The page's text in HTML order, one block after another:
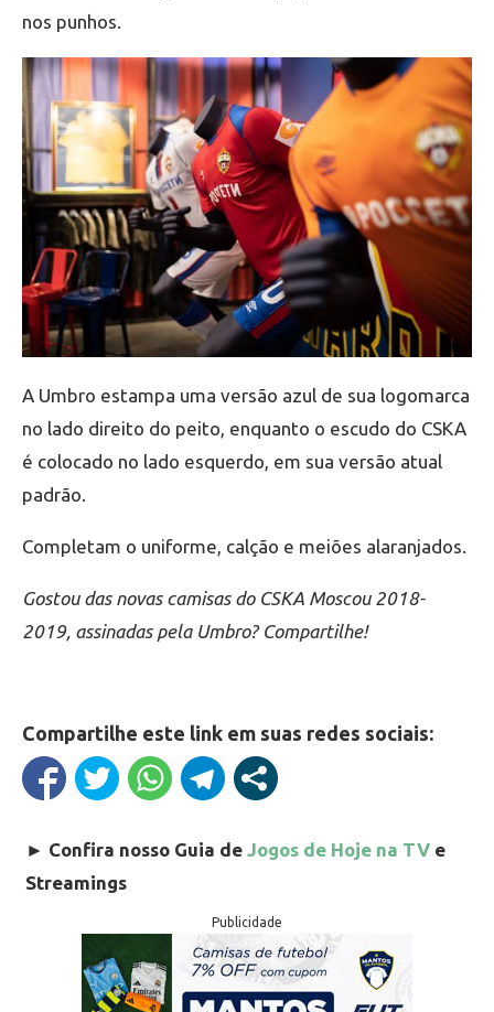
nos punhos.
A Umbro estampa uma versão azul de sua logomarca
no lado direito do peito, enquanto o escudo do CSKA
é colocado no lado esquerdo, em sua versão atual
padrão.
Completam o uniforme, calção e meiões alaranjados.
Gostou das novas camisas do CSKA Moscou 2018-
2019, assinadas pela Umbro? Compartilhe!
Compartilhe este link em suas redes sociais:
► Confira nosso Guia de Jogos de Hoje na TV e
Streamings
Publicidade